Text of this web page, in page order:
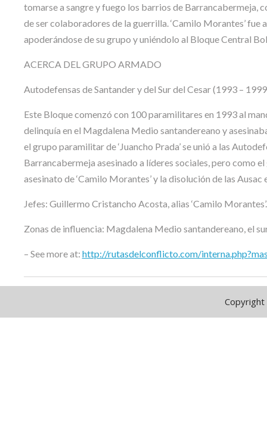
tomarse a sangre y fuego los barrios de Barrancabermeja,
de ser colaboradores de la guerrilla. ‘Camilo Morantes’
apoderándose de su grupo y uniéndolo al Bloque Central
ACERCA DEL GRUPO ARMADO
Autodefensas de Santander y del Sur del Cesar (1993 –
Este Bloque comenzó con 100 paramilitares en 1993 al
delinquía en el Magdalena Medio santandereano y
el grupo paramilitar de ‘Juancho Prada’ se unió a las
Barrancabermeja asesinado a líderes sociales, pero como
asesinato de ‘Camilo Morantes’ y la disolución de las
Jefes: Guillermo Cristancho Acosta, alias ‘Camilo Morantes’.
Zonas de influencia: Magdalena Medio santandereano, el
– See more at: http://rutasdelconflicto.com/
Copyright